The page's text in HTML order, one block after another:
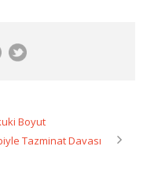
Boyut
Tazminat Davası